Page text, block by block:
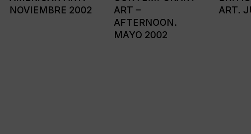
NOVIEMBRE 2002
ART –
AFTERNOON.
MAYO 2002
ART.